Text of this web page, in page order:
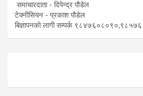
समाचारदाता - दिपेन्द्र पौडेल
टेक्नीसियन - प्रकाश पौडेल
बिज्ञापनकाे लागी सम्पर्क